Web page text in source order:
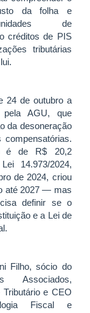
da folha e
de
créditos de PIS
tributárias
24 de outubro a
pela AGU, que
da desoneração
é de R$ 20,2
14.973/2024,
de 2024, criou
até 2027 — mas
definir se o
e a Lei de
Filho, sócio do
Associados,
e CEO
Fiscal e